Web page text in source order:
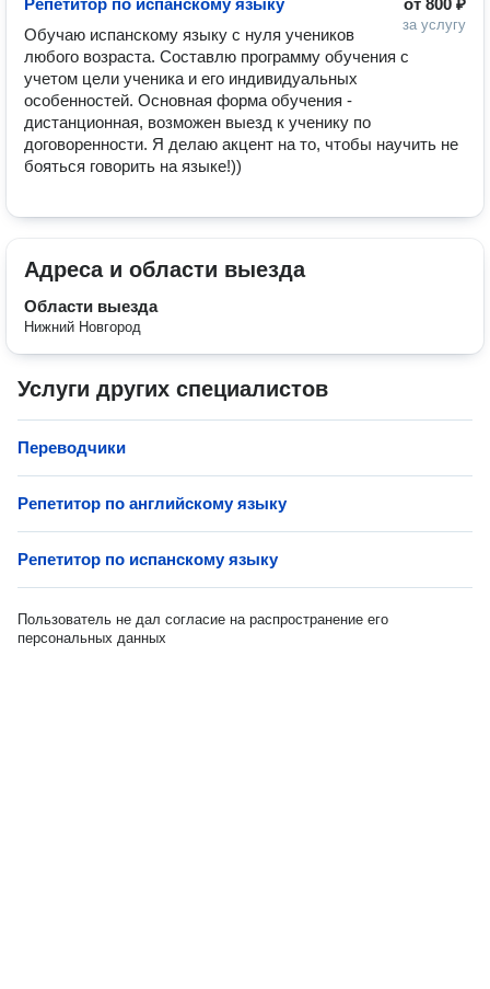
от 800 ₽
за услугу
Репетитор по испанскому языку
Обучаю испанскому языку с нуля учеников
любого возраста. Составлю программу обучения с
учетом цели ученика и его индивидуальных
особенностей. Основная форма обучения -
дистанционная, возможен выезд к ученику по
договоренности. Я делаю акцент на то, чтобы научить не
бояться говорить на языке!))
Адреса и области выезда
Области выезда
Нижний Новгород
Услуги других специалистов
Переводчики
Репетитор по английскому языку
Репетитор по испанскому языку
Пользователь не дал согласие на распространение его
персональных данных